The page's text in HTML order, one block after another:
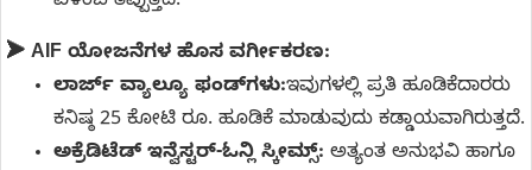
➤ AIF ಯೋಜನೆಗಳ ಹೊಸ ವರ್ಗೀಕರಣ:
ಲಾರ್ಜ್ ವ್ಯಾಲ್ಯೂ ಫಂಡ್‌ಗಳು:ಇವುಗಳಲ್ಲಿ ಪ್ರತಿ ಹೂಡಿಕೆದಾರರು
ಕನಿಷ್ಠ 25 ಕೋಟಿ ರೂ. ಹೂಡಿಕೆ ಮಾಡುವುದು ಕಡ್ಡಾಯವಾಗಿರುತ್ತದೆ.
ಅಕ್ರೆಡಿಟೆಡ್ ಇನ್ವೆಸ್ಟರ್-ಓನ್ಲಿ ಸ್ಕೀಮ್ಸ್: ಅತ್ಯಂತ ಅನುಭವಿ ಹಾಗೂ